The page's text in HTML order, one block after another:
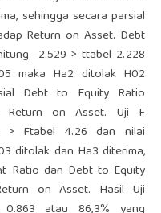
sehingga secara parsial
Return on Asset. Debt
-2.529 > ttabel 2.228
maka Ha2 ditolak H02
Debt to Equity Ratio
Return on Asset. Uji F
> Ftabel 4.26 dan nilai
ditolak dan Ha3 diterima,
Ratio dan Debt to Equity
on Asset. Hasil Uji